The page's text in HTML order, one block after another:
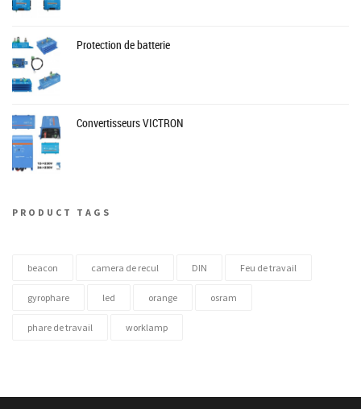
Protection de batterie
Convertisseurs VICTRON
PRODUCT TAGS
beacon camera de recul DIN Feu de travail
gyrophare led orange osram
phare de travail worklamp